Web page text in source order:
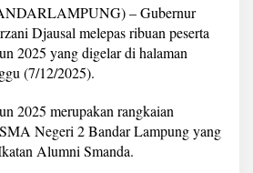
– Gubernur
Djausal melepas ribuan peserta
2025 yang digelar di halaman
(7/12/2025).
2025 merupakan rangkaian
Negeri 2 Bandar Lampung yang
Alumni Smanda.